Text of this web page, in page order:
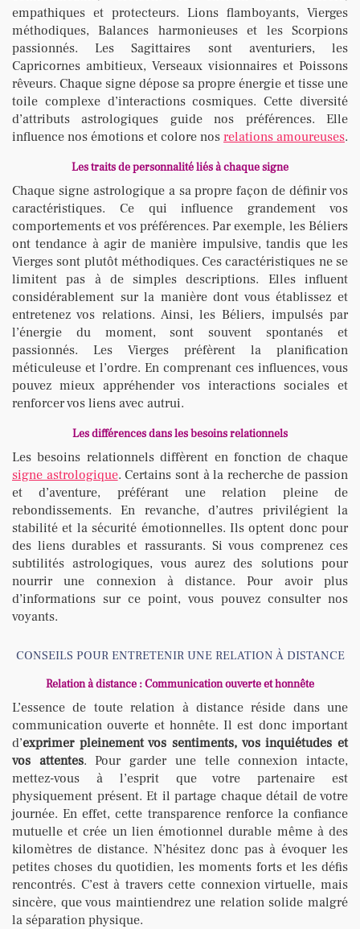
empathiques et protecteurs. Lions flamboyants, Vierges
méthodiques, Balances harmonieuses et les Scorpions
passionnés. Les Sagittaires sont aventuriers, les
Capricornes ambitieux, Verseaux visionnaires et Poissons
rêveurs. Chaque signe dépose sa propre énergie et tisse une
toile complexe d’interactions cosmiques. Cette diversité
d’attributs astrologiques guide nos préférences. Elle
influence nos émotions et colore nos relations amoureuses.
Les traits de personnalité liés à chaque signe
Chaque signe astrologique a sa propre façon de définir vos
caractéristiques. Ce qui influence grandement vos
comportements et vos préférences. Par exemple, les Béliers
ont tendance à agir de manière impulsive, tandis que les
Vierges sont plutôt méthodiques. Ces caractéristiques ne se
limitent pas à de simples descriptions. Elles influent
considérablement sur la manière dont vous établissez et
entretenez vos relations. Ainsi, les Béliers, impulsés par
l’énergie du moment, sont souvent spontanés et
passionnés. Les Vierges préfèrent la planification
méticuleuse et l’ordre. En comprenant ces influences, vous
pouvez mieux appréhender vos interactions sociales et
renforcer vos liens avec autrui.
Les différences dans les besoins relationnels
Les besoins relationnels diffèrent en fonction de chaque
signe astrologique. Certains sont à la recherche de passion
et d’aventure, préférant une relation pleine de
rebondissements. En revanche, d’autres privilégient la
stabilité et la sécurité émotionnelles. Ils optent donc pour
des liens durables et rassurants. Si vous comprenez ces
subtilités astrologiques, vous aurez des solutions pour
nourrir une connexion à distance. Pour avoir plus
d’informations sur ce point, vous pouvez consulter nos
voyants.
CONSEILS POUR ENTRETENIR UNE RELATION À DISTANCE
Relation à distance : Communication ouverte et honnête
L’essence de toute relation à distance réside dans une
communication ouverte et honnête. Il est donc important
d’exprimer pleinement vos sentiments, vos inquiétudes et
vos attentes. Pour garder une telle connexion intacte,
mettez-vous à l’esprit que votre partenaire est
physiquement présent. Et il partage chaque détail de votre
journée. En effet, cette transparence renforce la confiance
mutuelle et crée un lien émotionnel durable même à des
kilomètres de distance. N’hésitez donc pas à évoquer les
petites choses du quotidien, les moments forts et les défis
rencontrés. C’est à travers cette connexion virtuelle, mais
sincère, que vous maintiendrez une relation solide malgré
la séparation physique.